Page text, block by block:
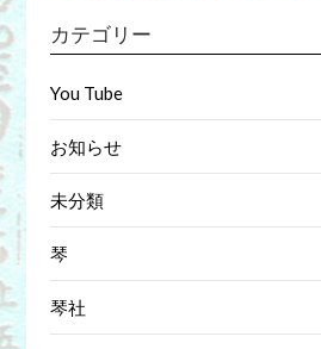
カテゴリー
You Tube
お知らせ
未分類
琴
琴社